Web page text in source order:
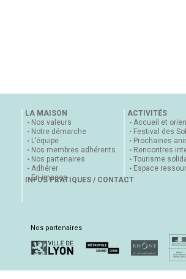
LA MAISON
Nos valeurs
Notre démarche
L’équipe
Nos membres adhérents
Nos partenaires
Adhérer
En images
ACTIVITÉS
Accueil et
Festival des
Prochaines
Rencontres
Tourisme
Espace
INFOS PRATIQUES / CONTACT
Nos partenaires